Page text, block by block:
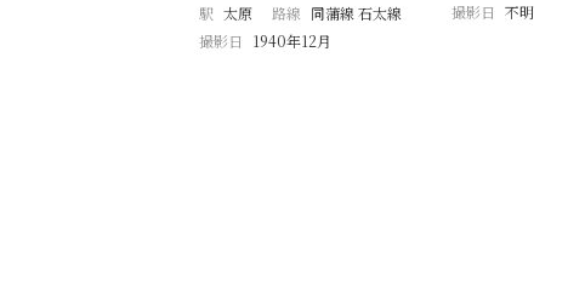
駅 太原 路線 同蒲線 石太線
撮影日
1940年12月
撮影日 不明